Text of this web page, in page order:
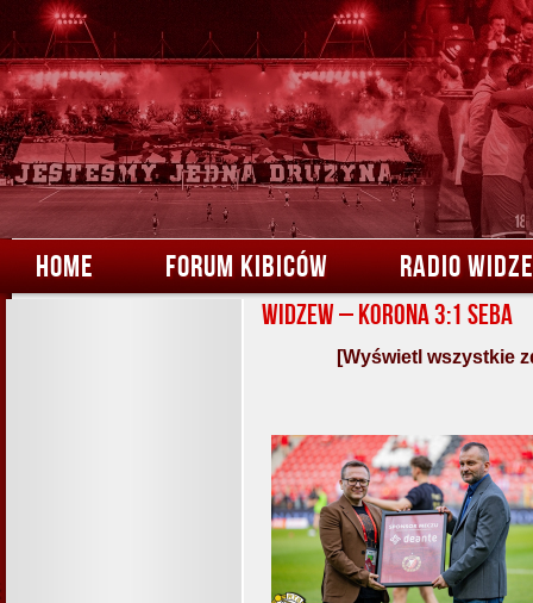
HOME FORUM KIBICÓW RADIO
Widzew – Korona 3:1 Seba
[Wyświetl wszystkie